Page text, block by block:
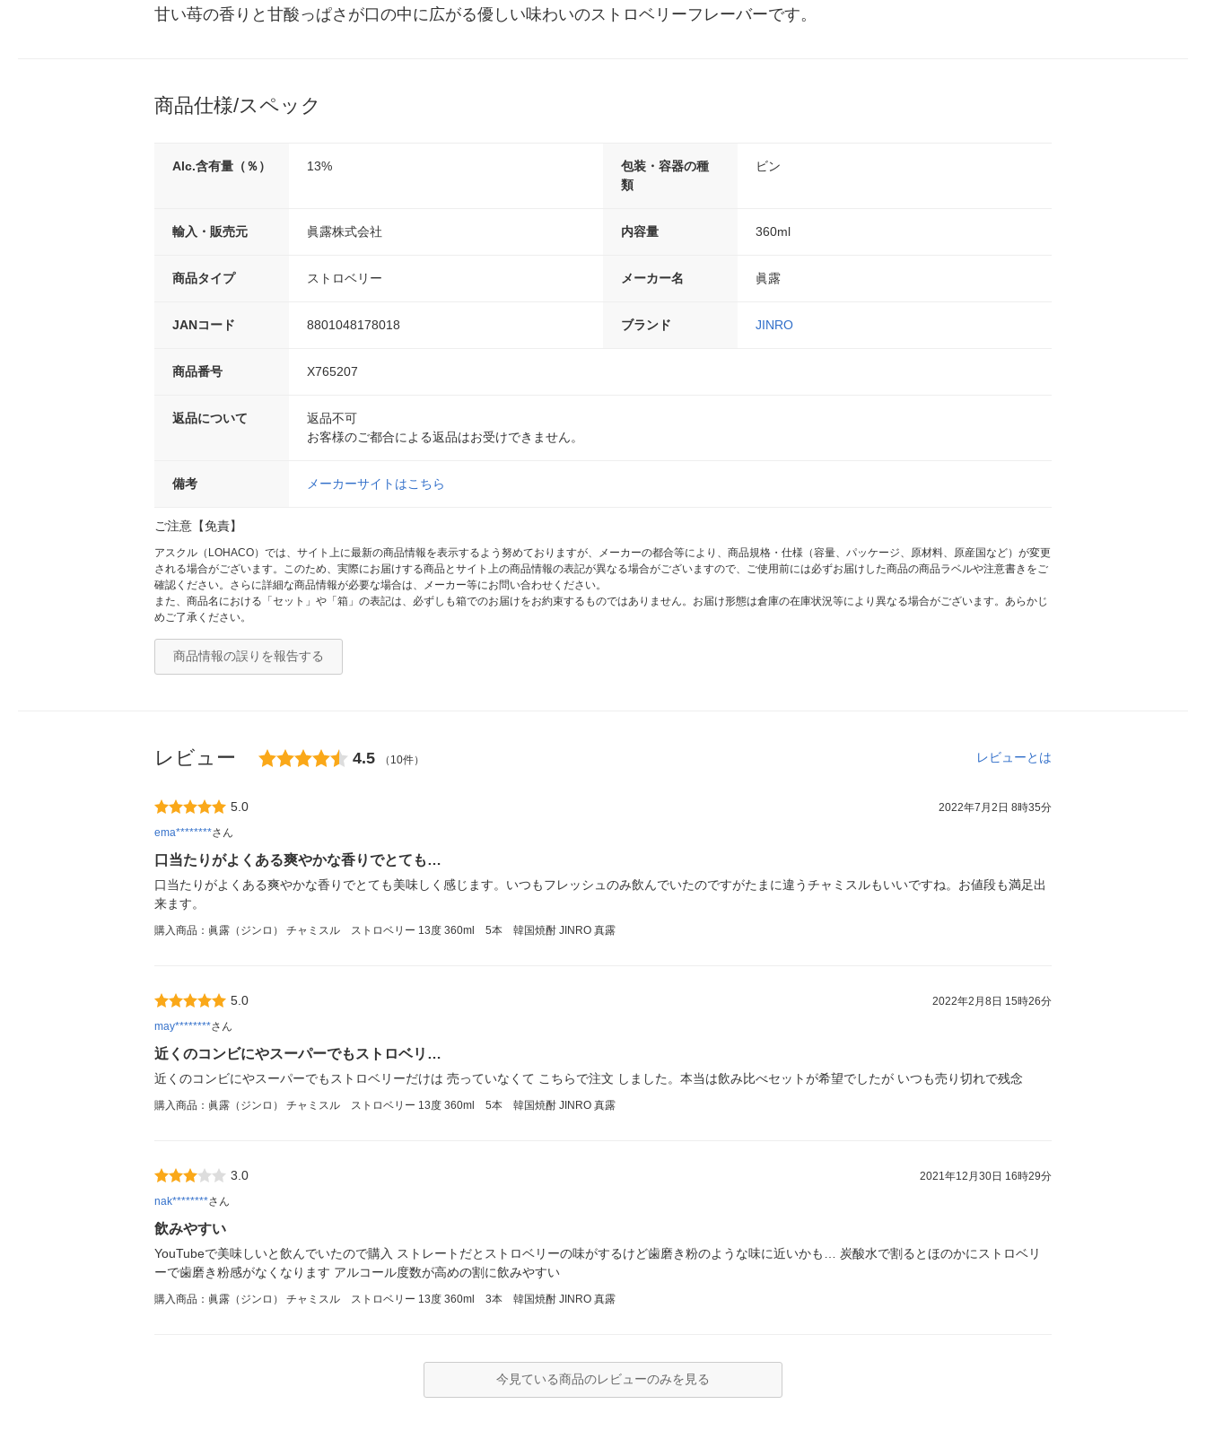
甘い苺の香りと甘酸っぱさが口の中に広がる優しい味わいのストロベリーフレーバーです。
商品仕様/スペック
Alc.含有量（％） 13%
包装・容器の種
類
ビン
輸入・販売元 眞露株式会社 内容量 360ml
商品タイプ ストロベリー メーカー名 眞露
JANコード 8801048178018 ブランド JINRO
商品番号 X765207
返品について
返品不可
お客様のご都合による返品はお受けできません。
備考 メーカーサイトはこちら
ご注意【免責】
アスクル（LOHACO）では、サイト上に最新の商品情報を表示するよう努めておりますが、メーカーの都合等により、商品規格・仕様（容量、パッケージ、原材料、原産国など）が変更
される場合がございます。このため、実際にお届けする商品とサイト上の商品情報の表記が異なる場合がございますので、ご使用前には必ずお届けした商品の商品ラベルや注意書きをご
確認ください。さらに詳細な商品情報が必要な場合は、メーカー等にお問い合わせください。
また、商品名における「セット」や「箱」の表記は、必ずしも箱でのお届けをお約束するものではありません。お届け形態は倉庫の在庫状況等により異なる場合がございます。あらかじ
めご了承ください。
商品情報の誤りを報告する
レビュー 4.5 （10件） レビューとは
5.0
2022年7月2日 8時35分
ema********さん
口当たりがよくある爽やかな香りでとても…
口当たりがよくある爽やかな香りでとても美味しく感じます。いつもフレッシュのみ飲んでいたのですがたまに違うチャミスルもいいですね。お値段も満足出
来ます。
購入商品：眞露（ジンロ） チャミスル ストロベリー 13度 360ml 5本 韓国焼酎 JINRO 真露
5.0
2022年2月8日 15時26分
may********さん
近くのコンビにやスーパーでもストロベリ…
近くのコンビにやスーパーでもストロベリーだけは 売っていなくて こちらで注文 しました。本当は飲み比べセットが希望でしたが いつも売り切れで残念
購入商品：眞露（ジンロ） チャミスル ストロベリー 13度 360ml 5本 韓国焼酎 JINRO 真露
3.0
2021年12月30日 16時29分
nak********さん
飲みやすい
YouTubeで美味しいと飲んでいたので購入 ストレートだとストロベリーの味がするけど歯磨き粉のような味に近いかも… 炭酸水で割るとほのかにストロベリ
ーで歯磨き粉感がなくなります アルコール度数が高めの割に飲みやすい
購入商品：眞露（ジンロ） チャミスル ストロベリー 13度 360ml 3本 韓国焼酎 JINRO 真露
今見ている商品のレビューのみを見る